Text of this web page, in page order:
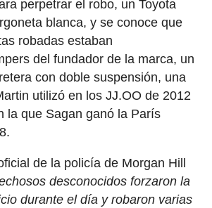
perpetrar el robo, un Toyota
blanca, y se conoce que
robadas estaban
del fundador de la marca, un
con doble suspensión, una
utilizó en los JJ.OO de 2012
la que Sagan ganó la París
de la policía de Morgan Hill
desconocidos forzaron la
durante el día y robaron varias